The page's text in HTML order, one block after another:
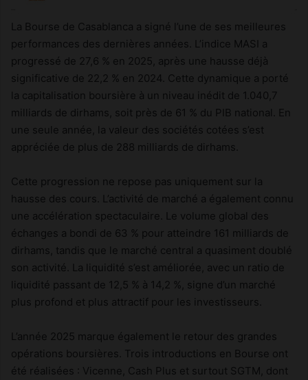
La Bourse de Casablanca a signé l’une de ses meilleures
performances des dernières années. L’indice MASI a
progressé de 27,6 % en 2025, après une hausse déjà
significative de 22,2 % en 2024. Cette dynamique a porté
la capitalisation boursière à un niveau inédit de 1.040,7
milliards de dirhams, soit près de 61 % du PIB national. En
une seule année, la valeur des sociétés cotées s’est
appréciée de plus de 288 milliards de dirhams.
Cette progression ne repose pas uniquement sur la
hausse des cours. L’activité de marché a également connu
une accélération spectaculaire. Le volume global des
échanges a bondi de 63 % pour atteindre 161 milliards de
dirhams, tandis que le marché central a quasiment doublé
son activité. La liquidité s’est améliorée, avec un ratio de
liquidité passant de 12,5 % à 14,2 %, signe d’un marché
plus profond et plus attractif pour les investisseurs.
L’année 2025 marque également le retour des grandes
opérations boursières. Trois introductions en Bourse ont
été réalisées : Vicenne, Cash Plus et surtout SGTM, dont